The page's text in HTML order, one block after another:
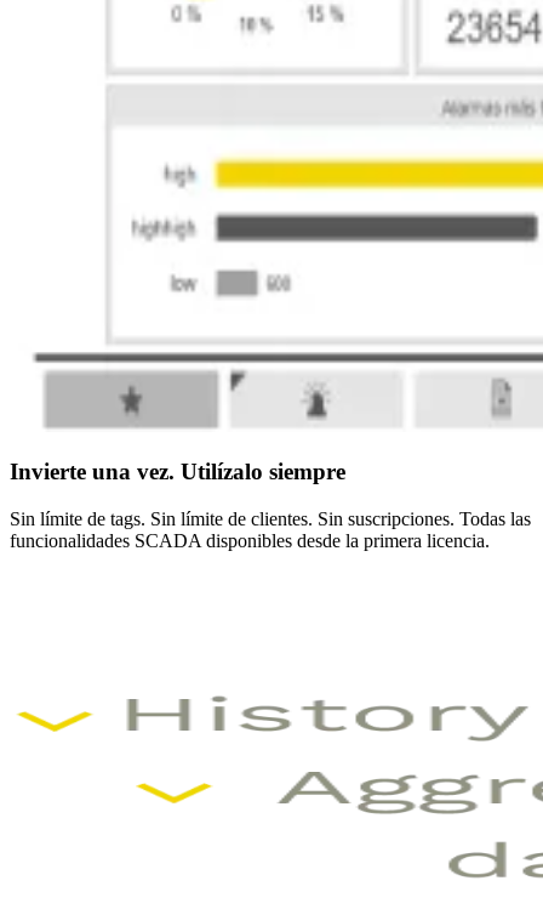
Invierte una vez. Utilízalo siempre
Sin límite de tags. Sin límite de clientes. Sin suscripciones. Todas las
funcionalidades SCADA disponibles desde la primera licencia.